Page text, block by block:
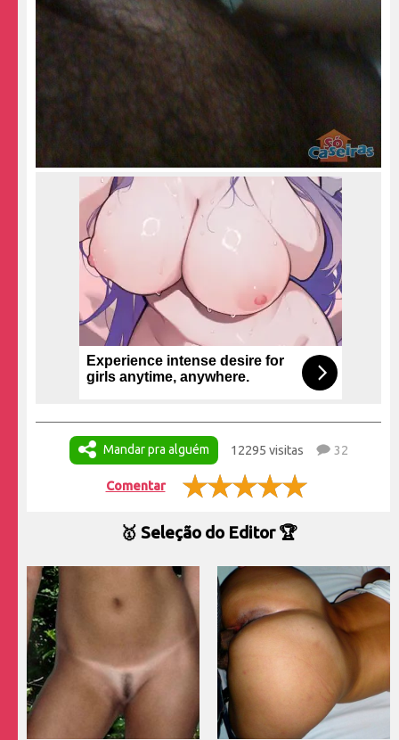
Experience intense desire for
girls anytime, anywhere.
Mandar pra alguém 12295 visitas 32
Comentar
🥇 Seleção do Editor 🏆